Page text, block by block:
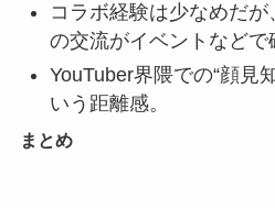
コラボ経験は少なめだ
の交流がイベントなどで
YouTuber界隈での“顔見
いう距離感。
まとめ